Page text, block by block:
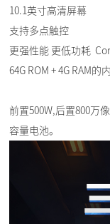
10.1英寸高清屏幕
支持多点触控
更强性能 更低功耗
64G ROM + 4G RAM
前置500W,后置800万
容量电池。